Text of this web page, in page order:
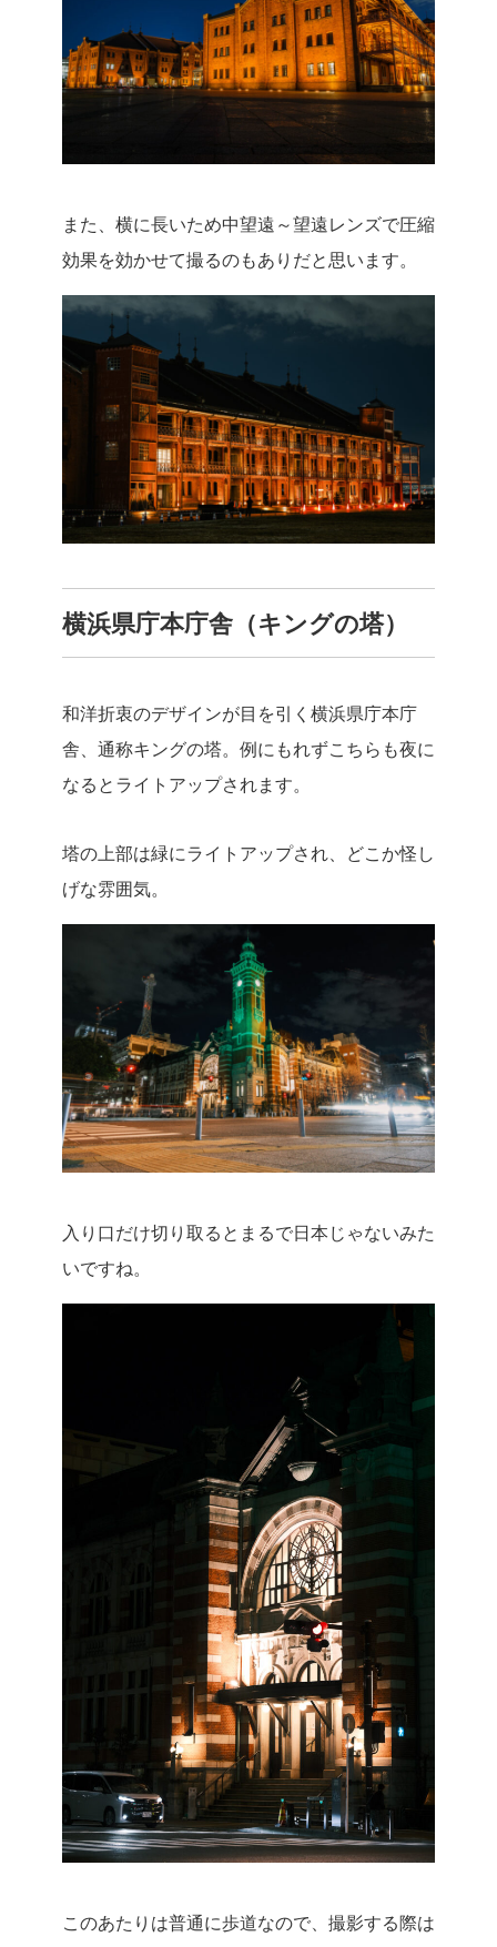
また、横に長いため中望遠～望遠レンズで圧縮
効果を効かせて撮るのもありだと思います。
横浜県庁本庁舎（キングの塔）
和洋折衷のデザインが目を引く横浜県庁本庁
舎、通称キングの塔。例にもれずこちらも夜に
なるとライトアップされます。
塔の上部は緑にライトアップされ、どこか怪し
げな雰囲気。
入り口だけ切り取るとまるで日本じゃないみた
いですね。
このあたりは普通に歩道なので、撮影する際は